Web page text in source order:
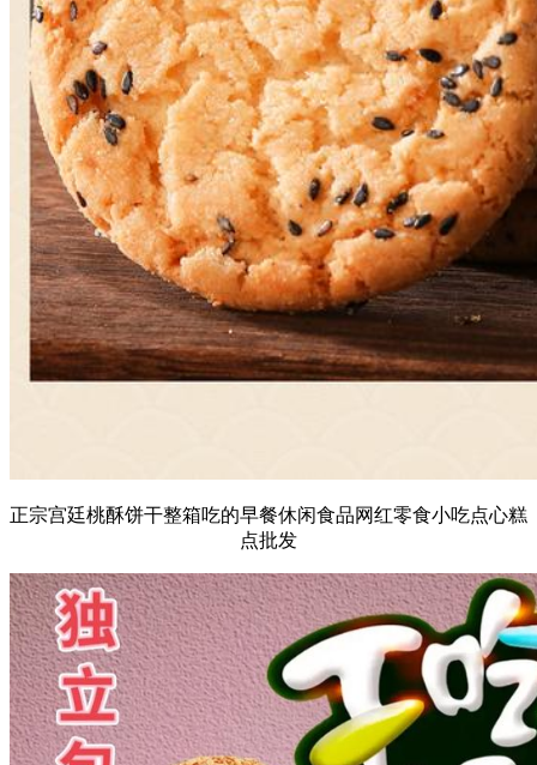
正宗宫廷桃酥饼干整箱吃的早餐休闲食品网红零食小吃点心糕
点批发